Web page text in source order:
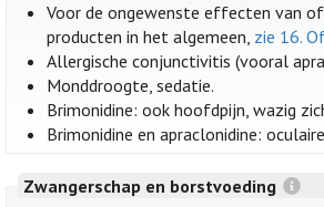
Voor de ongewenste effecten van
producten in het algemeen, zie 16.
Allergische conjunctivitis (vooral
Monddroogte, sedatie.
Brimonidine: ook hoofdpijn, wazig
Brimonidine en apraclonidine:
Zwangerschap en borstvoeding